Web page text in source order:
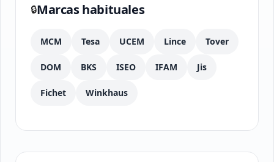
🔒Marcas habituales
MCM Tesa UCEM Lince Tover
DOM BKS ISEO IFAM Jis
Fichet Winkhaus